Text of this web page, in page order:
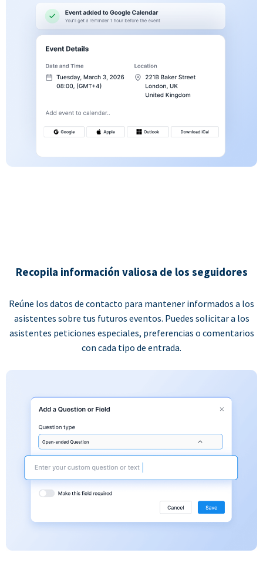
Recopila información valiosa de los seguidores
Reúne los datos de contacto para mantener informados a los
asistentes sobre tus futuros eventos. Puedes solicitar a los
asistentes peticiones especiales, preferencias o comentarios
con cada tipo de entrada.